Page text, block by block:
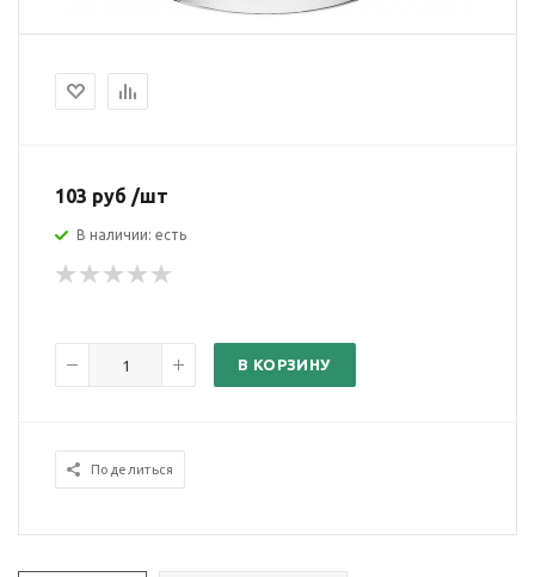
103 руб /шт
В наличии: есть
В КОРЗИНУ
Поделиться